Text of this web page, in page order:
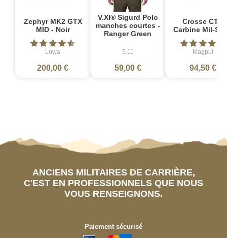
Zephyr MK2 GTX
MID - Noir
Lowa
200,00 €
V.XI® Sigurd Polo
manches courtes -
Ranger Green
5.11
59,00 €
Crosse CTR
Carbine Mil-
Magpul
94,50 €
ANCIENS MILITAIRES DE CARRIÈRE,
C'EST EN PROFESSIONNELS QUE NOUS
VOUS RENSEIGNONS.
Paiement sécurisé